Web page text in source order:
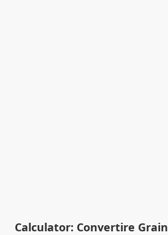
Calculator: Convertire Grain